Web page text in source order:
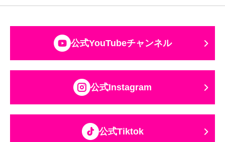
公式YouTubeチャンネル
公式Instagram
公式Tiktok